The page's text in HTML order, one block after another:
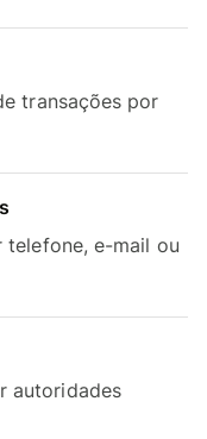
transações por
e-mail ou
autoridades